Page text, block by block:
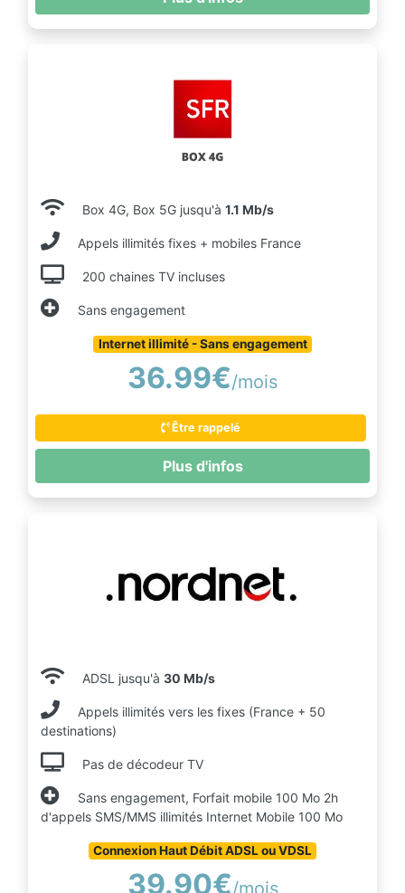
Box 4G, Box 5G jusqu'à 1.1 Mb/s
Appels illimités fixes + mobiles France
200 chaines TV incluses
Sans engagement
Internet illimité - Sans engagement
36.99€/mois
Être rappelé
Plus d'infos
ADSL jusqu'à 30 Mb/s
Appels illimités vers les fixes (France + 50
destinations)
Pas de décodeur TV
Sans engagement, Forfait mobile 100 Mo 2h
d'appels SMS/MMS illimités Internet Mobile 100 Mo
Connexion Haut Débit ADSL ou VDSL
39.90€